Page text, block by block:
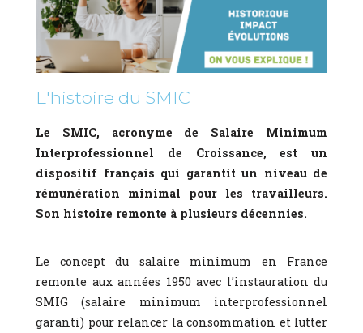
L'histoire du SMIC
Le SMIC, acronyme de Salaire Minimum
Interprofessionnel de Croissance, est un
dispositif français qui garantit un niveau de
rémunération minimal pour les travailleurs.
Son histoire remonte à plusieurs décennies.
Le concept du salaire minimum en France
remonte aux années 1950 avec l’instauration du
SMIG (salaire minimum interprofessionnel
garanti) pour relancer la consommation et lutter